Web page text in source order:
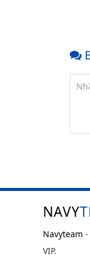
NAVY
Navyteam
VIP.